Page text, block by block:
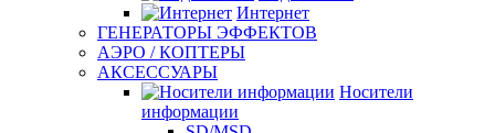
Интернет
ГЕНЕРАТОРЫ ЭФФЕКТОВ
АЭРО / КОПТЕРЫ
АКСЕССУАРЫ
Носители
информации